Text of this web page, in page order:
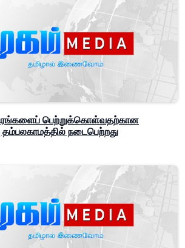
பெற்றுக்கொள்வதற்கான
தம்பலகாமத்தில் நடைபெற்றது